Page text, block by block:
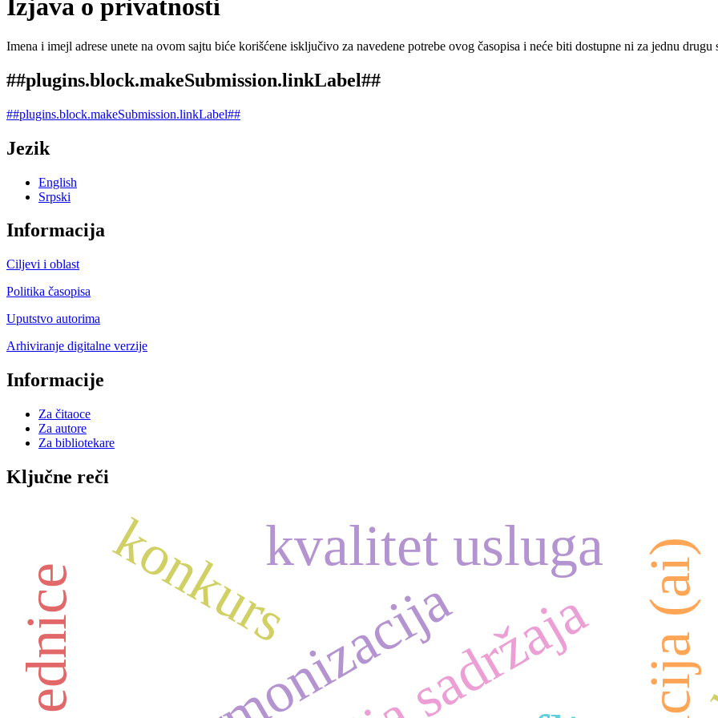
Izjava o privatnosti
Imena i imejl adrese unete na ovom sajtu biće korišćene isključivo za navedene potrebe ovog časopisa i neće biti dostupne ni za jednu
##plugins.block.makeSubmission.linkLabel##
##plugins.block.makeSubmission.linkLabel##
Jezik
English
Srpski
Informacija
Ciljevi i oblast
Politika časopisa
Uputstvo autorima
Arhiviranje digitalne verzije
Informacije
Za čitaoce
Za autore
Za bibliotekare
Ključne reči
kvalitet usluga
konkurs